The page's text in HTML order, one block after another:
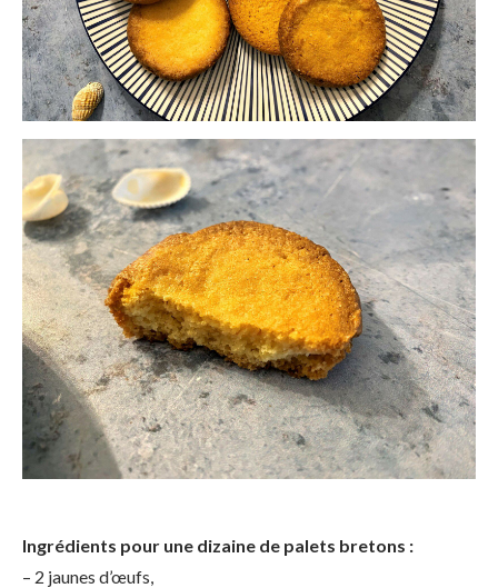
Ingrédients pour une dizaine de palets bretons :
– 2 jaunes d’œufs,